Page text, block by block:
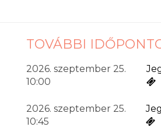
TOVÁBBI
2026. szeptember 25.
10:00
2026. szeptember 25.
10:45